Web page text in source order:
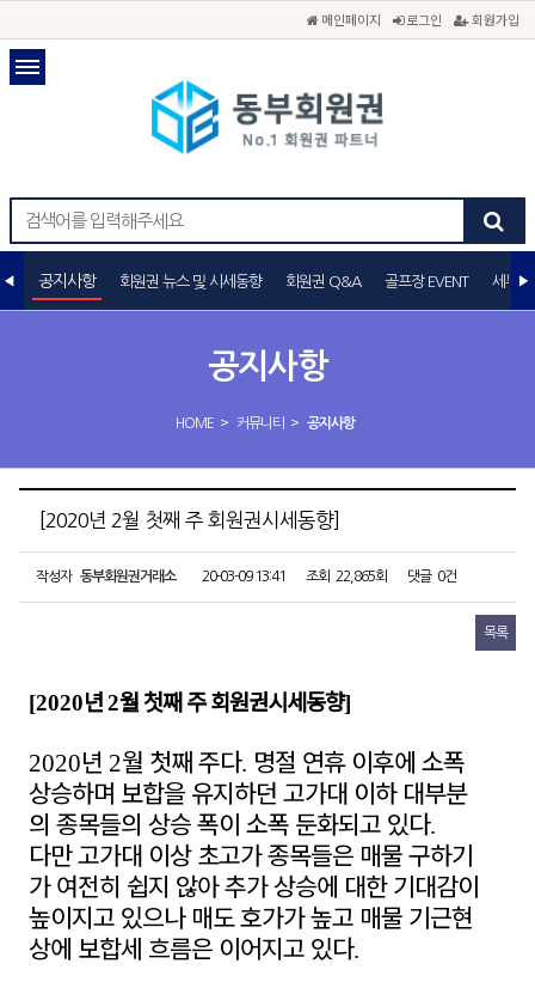
메인페이지 로그인 회원가입
공지사항
HOME > 커뮤니티 > 공지사항
공지사항 회원권 뉴스 및 시세동향 회원권 Q&A 골프장 EVENT 세무상
[2020년 2월 첫째 주 회원권시세동향]
작성자 동부회원권거래소 20-03-09 13:41 조회 22,865회 댓글 0건
목록
[2020년2월 첫째 주 회원권시세동향]
2020년 2월 첫째 주다. 명절 연휴 이후에 소폭
상승하며 보합을 유지하던 고가대 이하 대부분
의 종목들의 상승 폭이 소폭 둔화되고 있다.
다만 고가대 이상 초고가 종목들은 매물 구하기
가 여전히 쉽지 않아 추가 상승에 대한 기대감이
높이지고 있으나 매도 호가가 높고 매물 기근현
상에 보합세 흐름은 이어지고 있다.